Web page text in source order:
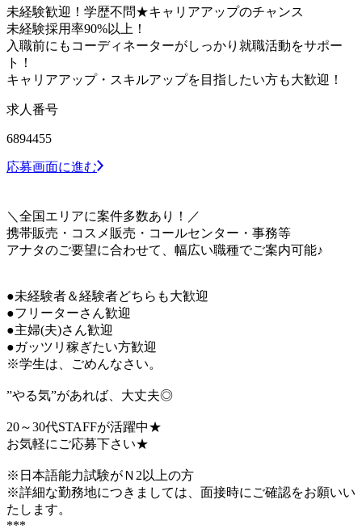
未経験歓迎！学歴不問★キャリアアップのチャンス
未経験採用率90%以上！
入職前にもコーディネーターがしっかり就職活動をサポー
ト！
キャリアアップ・スキルアップを目指したい方も大歓迎！
求人番号
6894455
応募画面に進む
＼全国エリアに案件多数あり！／
携帯販売・コスメ販売・コールセンター・事務等
アナタのご要望に合わせて、幅広い職種でご案内可能♪
●未経験者＆経験者どちらも大歓迎
●フリーターさん歓迎
●主婦(夫)さん歓迎
●ガッツリ稼ぎたい方歓迎
※学生は、ごめんなさい。
”やる気”があれば、大丈夫◎
20～30代STAFFが活躍中★
お気軽にご応募下さい★
※日本語能力試験がＮ2以上の方
※詳細な勤務地につきましては、面接時にご確認をお願いい
たします。
***